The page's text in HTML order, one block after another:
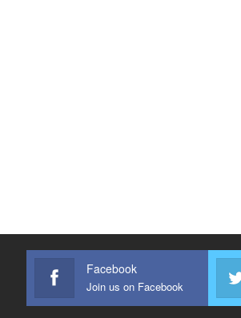
Facebook
Join us on Facebook